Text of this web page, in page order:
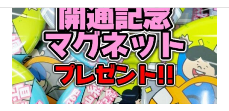
ツ
づ
か）
つ
け
る
シ
ア
ワ
セ。